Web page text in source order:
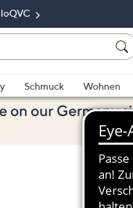
Schmuck Wohnen